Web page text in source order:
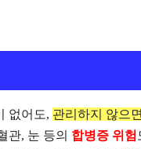
없어도, 관리하지 않으면
관, 눈 등의 합병증 위험